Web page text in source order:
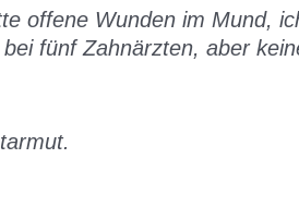
offene Wunden im Mund,
fünf Zahnärzten, aber